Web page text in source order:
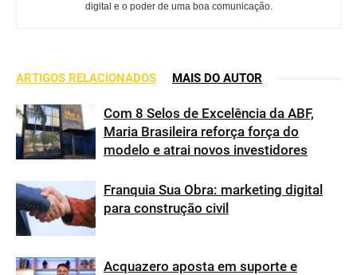
digital e o poder de uma boa comunicação.
ARTIGOS RELACIONADOS MAIS DO AUTOR
Com 8 Selos de Excelência da ABF,
Maria Brasileira reforça força do
modelo e atrai novos investidores
Franquia Sua Obra: marketing digital
para construção civil
Acquazero aposta em suporte e